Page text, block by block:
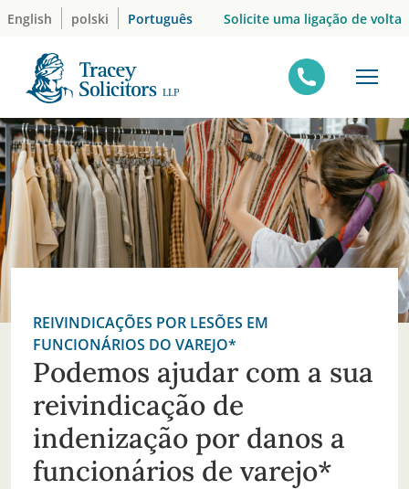
Skip
content
English polski Português Solicite uma ligação de volta
REIVINDICAÇÕES POR LESÕES EM
FUNCIONÁRIOS DO VAREJO*
Podemos ajudar com a sua
reivindicação de
indenização por danos a
funcionários de varejo*